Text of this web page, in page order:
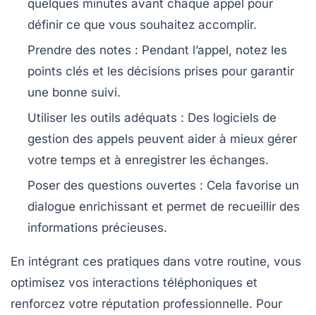
quelques minutes avant chaque appel pour
définir ce que vous souhaitez accomplir.
Prendre des notes : Pendant l’appel, notez les
points clés et les décisions prises pour garantir
une bonne suivi.
Utiliser les outils adéquats : Des logiciels de
gestion des appels peuvent aider à mieux gérer
votre temps et à enregistrer les échanges.
Poser des questions ouvertes : Cela favorise un
dialogue enrichissant et permet de recueillir des
informations précieuses.
En intégrant ces pratiques dans votre routine, vous
optimisez vos interactions téléphoniques et
renforcez votre réputation professionnelle. Pour